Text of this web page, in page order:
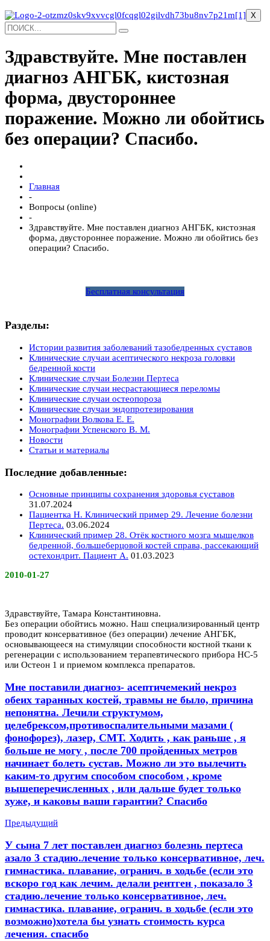
X
Здравствуйте. Мне поставлен
диагноз АНГБК, кистозная
форма, двустороннее
поражение. Можно ли обойтись
без операции? Спасибо.
Главная
-
Вопросы (online)
-
Здравствуйте. Мне поставлен диагноз АНГБК, кистозная
форма, двустороннее поражение. Можно ли обойтись без
операции? Спасибо.
Бесплатная консультация
Разделы:
Истории развития заболеваний тазобедренных суставов
Клинические случаи асептического некроза головки
бедренной кости
Клинические случаи Болезни Пертеса
Клинические случаи несрастающиеся переломы
Клинические случаи остеопороза
Клинические случаи эндопротезирования
Монографии Волкова Е. Е.
Монографии Успенского В. М.
Новости
Статьи и материалы
Последние добавленные:
Основные принципы сохранения здоровья суставов
31.07.2024
Пациентка Н. Клинический пример 29. Лечение болезни
Пертеса. 03.06.2024
Клинический пример 28. Отёк костного мозга мыщелков
бедренной, большеберцовой костей справа, рассекающий
остехондрит. Пациент А. 01.03.2023
2010-01-27
Здравствуйте, Тамара Константиновна.
Без операции обойтись можно. Наш специализированный центр
проводит консервативное (без операции) лечение АНГБК,
основывающееся на стимуляции способности костной ткани к
регенерации с использованием терапевтического прибора НС-5
или Остеон 1 и приемом комплекса препаратов.
Мне поставили диагноз- асептичемекий некроз
обеих таранных костей, травмы не было, причина
непонятна. Лечили структумом,
целебрексом,противоспалительными мазами (
фонофорез), лазер, СМТ. Ходить , как раньше , я
больше не могу , после 700 пройденных метров
начинает болеть сустав. Можно ли это вылечить
каким-то другим способом способом , кроме
вышеперечисленных , или дальше будет только
хуже, и каковы ваши гарантии? Спасибо
Предыдущий
У сына 7 лет поставлен диагноз болезнь пертеса
азало 3 стадию.лечение только консервативное, леч.
гимнастика. плавание, огранич. в ходьбе (если это
вскоро год как лечим. делали рентген , показало 3
стадию.лечение только консервативное, леч.
гимнастика. плавание, огранич. в ходьбе (если это
возможно)хотела бы узнать стоимость курса
лечения. спасибо